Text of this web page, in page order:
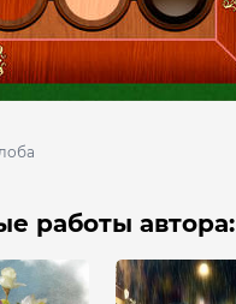
работы автора: